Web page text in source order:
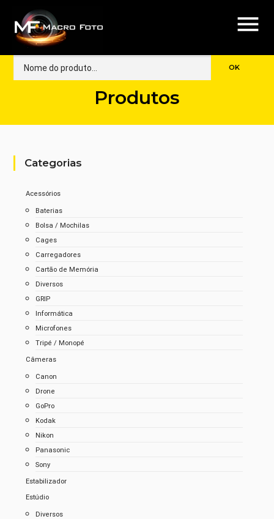
menu
Produtos
Categorias
Acessórios
Baterias
Bolsa / Mochilas
Cages
Carregadores
Cartão de Memória
Diversos
GRIP
Informática
Microfones
Tripé / Monopé
Câmeras
Canon
Drone
GoPro
Kodak
Nikon
Panasonic
Sony
Estabilizador
Estúdio
Diversos